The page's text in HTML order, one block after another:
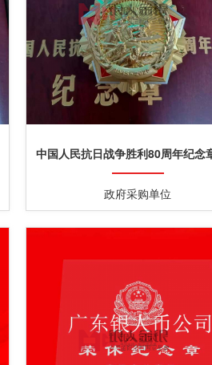
中国人民抗日战争胜利80周年纪念
定做制作生产制造厂家
政府采购单位